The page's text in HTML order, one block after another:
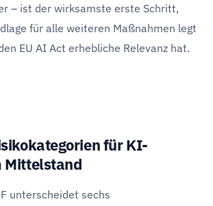
– ist der wirksamste erste Schritt,
für alle weiteren Maßnahmen legt
EU AI Act erhebliche Relevanz hat.
für KI-
Mittelstand
unterscheidet sechs